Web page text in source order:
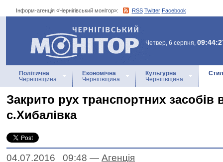
Інформ-агенція «Чернігівський монітор»: RSS Twitter Facebook
Інформ-агенція
«Чернігівський монітор»
Четвер, 6 серпня,
Політична
Чернігівщина
Економічна
Чернігівщина
Культурна
Чернігівщина
Закрито рух транспортних засобів
с.Хибалівка
04.07.2016 09:48 — Агенцiя